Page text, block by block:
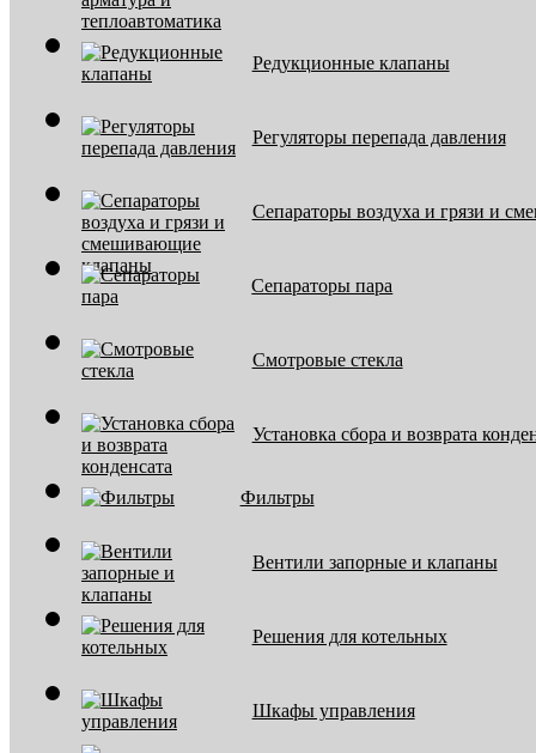
Редукционные клапаны
Регуляторы перепада давления
Сепараторы воздуха и грязи и
Сепараторы пара
Смотровые стекла
Установка сбора и возврата
Фильтры
Вентили запорные и клапаны
Решения для котельных
Шкафы управления